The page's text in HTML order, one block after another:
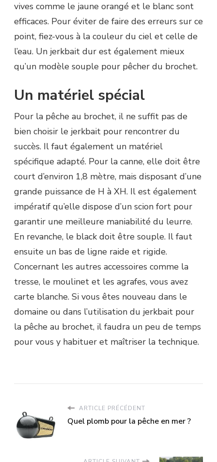
vives comme le jaune orangé et le blanc sont
efficaces. Pour éviter de faire des erreurs sur ce
point, fiez-vous à la couleur du ciel et celle de
l’eau. Un jerkbait dur est également mieux
qu’un modèle souple pour pêcher du brochet.
Un matériel spécial
Pour la pêche au brochet, il ne suffit pas de
bien choisir le jerkbait pour rencontrer du
succès. Il faut également un matériel
spécifique adapté. Pour la canne, elle doit être
court d’environ 1,8 mètre, mais disposant d’une
grande puissance de H à XH. Il est également
impératif qu’elle dispose d’un scion fort pour
garantir une meilleure maniabilité du leurre.
En revanche, le black doit être souple. Il faut
ensuite un bas de ligne raide et rigide.
Concernant les autres accessoires comme la
tresse, le moulinet et les agrafes, vous avez
carte blanche. Si vous êtes nouveau dans le
domaine ou dans l’utilisation du jerkbait pour
la pêche au brochet, il faudra un peu de temps
pour vous y habituer et maîtriser la technique.
ARTICLE PRÉCÉDENT
Quel plomb pour la pêche en mer ?